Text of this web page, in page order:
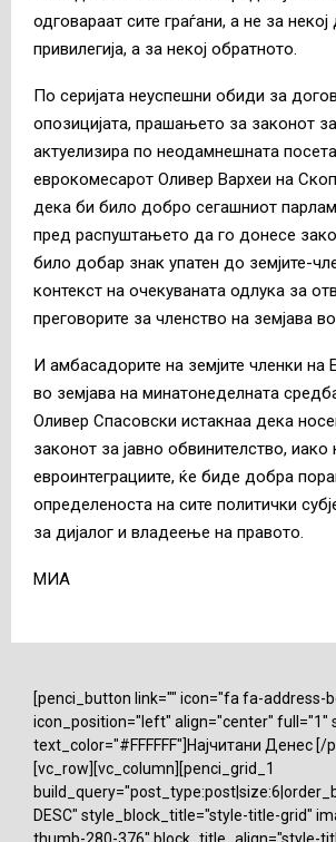
одговараат сите граѓани, а не за
привилегија, а за некој обратното.
По серијата неуспешни обиди за
опозицијата, прашањето за законот
актуелизира по неодамнешната
еврокомесарот Оливер Вархеи на
дека би било добро сегашниот
пред распуштањето да го донесе
било добар знак упатен до земјите-
контекст на очекуваната одлука за
преговорите за членство на земјава во
И амбасадорите на земјите членки на
во земјава на минатонеделната
Оливер Спасовски истакнаа дека
законот за јавно обвинителство, иако
евроинтеграциите, ќе биде добра
определеноста на сите политички
за дијалог и владеење на правото.
МИА
[penci_button link="" icon="fa fa-address-
icon_position="left" align="center" full="1"
text_color="#FFFFFF"]Најчитани Денес [/
[vc_row][vc_column][penci_grid_1
DESC" style_block_title="style-title-grid"
thumb-280-376" block_title_align="style-